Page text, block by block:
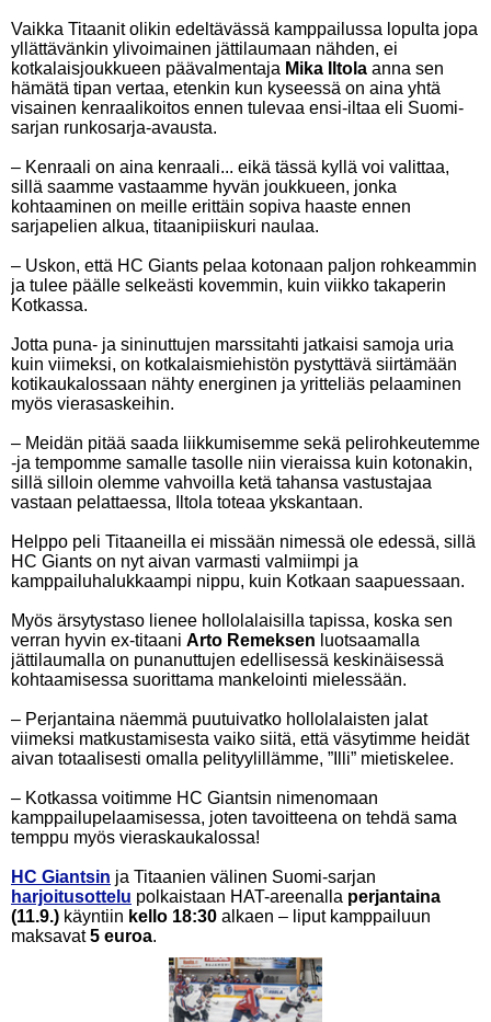
Vaikka Titaanit olikin edeltävässä kamppailussa lopulta jopa
yllättävänkin ylivoimainen jättilaumaan nähden, ei
kotkalaisjoukkueen päävalmentaja Mika Iltola anna sen
hämätä tipan vertaa, etenkin kun kyseessä on aina yhtä
visainen kenraalikoitos ennen tulevaa ensi-iltaa eli Suomi-
sarjan runkosarja-avausta.
– Kenraali on aina kenraali... eikä tässä kyllä voi valittaa,
sillä saamme vastaamme hyvän joukkueen, jonka
kohtaaminen on meille erittäin sopiva haaste ennen
sarjapelien alkua, titaanipiiskuri naulaa.
– Uskon, että HC Giants pelaa kotonaan paljon rohkeammin
ja tulee päälle selkeästi kovemmin, kuin viikko takaperin
Kotkassa.
Jotta puna- ja sininuttujen marssitahti jatkaisi samoja uria
kuin viimeksi, on kotkalaismiehistön pystyttävä siirtämään
kotikaukalossaan nähty energinen ja yritteliäs pelaaminen
myös vierasaskeihin.
– Meidän pitää saada liikkumisemme sekä pelirohkeutemme
-ja tempomme samalle tasolle niin vieraissa kuin kotonakin,
sillä silloin olemme vahvoilla ketä tahansa vastustajaa
vastaan pelattaessa, Iltola toteaa ykskantaan.
Helppo peli Titaaneilla ei missään nimessä ole edessä, sillä
HC Giants on nyt aivan varmasti valmiimpi ja
kamppailuhalukkaampi nippu, kuin Kotkaan saapuessaan.
Myös ärsytystaso lienee hollolalaisilla tapissa, koska sen
verran hyvin ex-titaani Arto Remeksen luotsaamalla
jättilaumalla on punanuttujen edellisessä keskinäisessä
kohtaamisessa suorittama mankelointi mielessään.
– Perjantaina näemmä puutuivatko hollolalaisten jalat
viimeksi matkustamisesta vaiko siitä, että väsytimme heidät
aivan totaalisesti omalla pelityylillämme, ”Illi” mietiskelee.
– Kotkassa voitimme HC Giantsin nimenomaan
kamppailupelaamisessa, joten tavoitteena on tehdä sama
temppu myös vieraskaukalossa!
HC Giantsin ja Titaanien välinen Suomi-sarjan
harjoitusottelu polkaistaan HAT-areenalla perjantaina
(11.9.) käyntiin kello 18:30 alkaen – liput kamppailuun
maksavat5 euroa.